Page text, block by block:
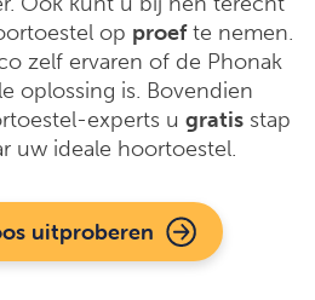
op proefte nemen.
zelf ervaren of de Phonak
oplossing is. Bovendien
experts u gratis stap
uw ideale hoortoestel.
uitproberen